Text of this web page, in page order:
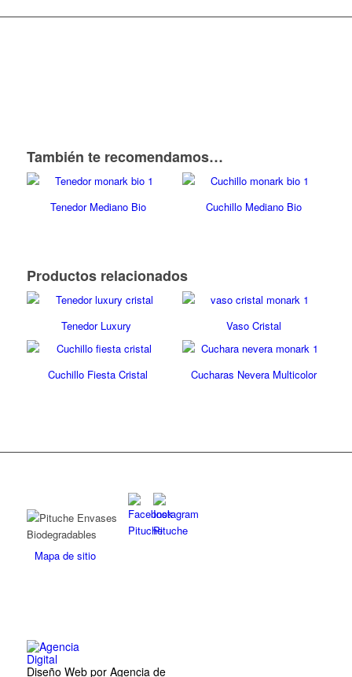
También te recomendamos…
Tenedor Mediano Bio Cuchillo Mediano Bio
Productos relacionados
Tenedor Luxury Vaso Cristal
Cuchillo Fiesta Cristal Cucharas Nevera Multicolor
Mapa de sitio
Diseño Web por Agencia de